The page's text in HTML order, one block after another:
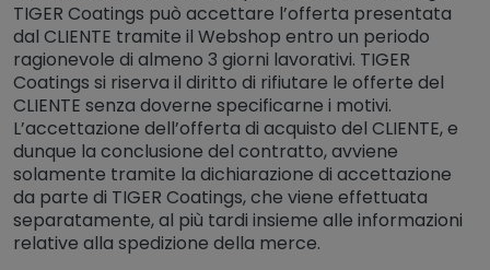
TIGER Coatings può accettare l’offerta presentata
dal CLIENTE tramite il Webshop entro un periodo
ragionevole di almeno 3 giorni lavorativi. TIGER
Coatings si riserva il diritto di rifiutare le offerte del
CLIENTE senza doverne specificarne i motivi.
L’accettazione dell’offerta di acquisto del CLIENTE, e
dunque la conclusione del contratto, avviene
solamente tramite la dichiarazione di accettazione
da parte di TIGER Coatings, che viene effettuata
separatamente, al più tardi insieme alle informazioni
relative alla spedizione della merce.